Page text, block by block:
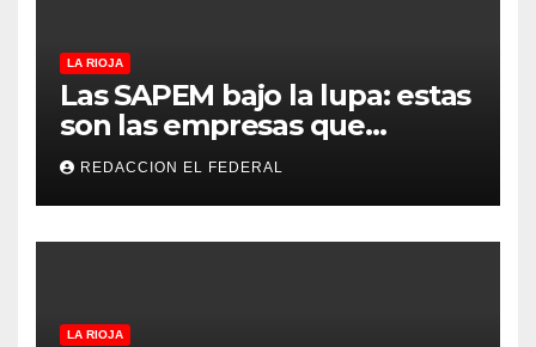
LA RIOJA
Las SAPEM bajo la lupa: estas
son las empresas que
evalúan vender a capitales
privados
REDACCION EL FEDERAL
LA RIOJA